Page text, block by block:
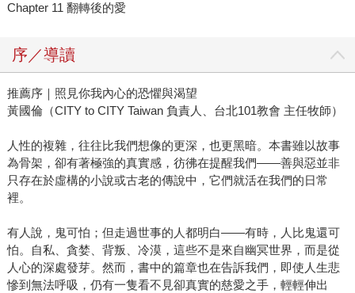
Chapter 11 翻轉後的愛
序／導讀
推薦序｜照見你我內心的恐懼與渴望
黃國倫（CITY to CITY Taiwan 負責人、台北101教會 主任牧師）
人性的複雜，往往比我們想像的更深，也更黑暗。本書雖以故事
為骨架，卻有著極強的真實感，彷彿在提醒我們——善與惡並非
只存在於虛構的小說或古老的傳說中，它們就活在我們的日常
裡。
有人說，鬼可怕；但走過世事的人都明白——有時，人比鬼還可
怕。自私、貪婪、背叛、冷漠，這些不是來自幽冥世界，而是從
人心的深處發芽。然而，書中的篇章也在告訴我們，即使人生悲
慘到無法呼吸，仍有一隻看不見卻真實的慈愛之手，輕輕伸出